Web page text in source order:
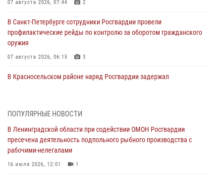
07 августа 2026, 07:44 2
В Санкт-Петербурге сотрудники Росгвардии провели
профилактические рейды по контролю за оборотом гражданского
оружия
07 августа 2026, 06:15 3
В Красносельском районе наряд Росгвардии задержал
06 августа 2026, 13:39 1
В Центральном районе росгвардейцы оперативно задержали
хулигана, стрелявшего из пускового устройства рядом с жилыми
домами
06 августа 2026, 11:36
ПОПУЛЯРНЫЕ НОВОСТИ
В Ленинградской области при содействии ОМОН Росгвардии
пресечена деятельность подпольного рыбного производства с
рабочими-нелегалами
16 июля 2026, 12:01 1